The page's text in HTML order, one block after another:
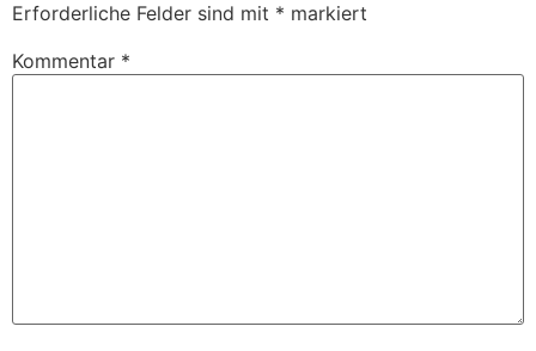
Erforderliche Felder sind mit * markiert
Kommentar *